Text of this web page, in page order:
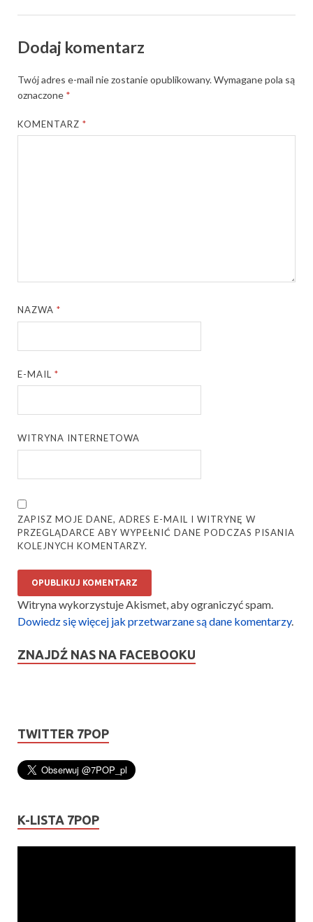
Dodaj komentarz
Twój adres e-mail nie zostanie opublikowany.Wymagane pola są
oznaczone *
KOMENTARZ*
NAZWA*
E-MAIL*
WITRYNA INTERNETOWA
ZAPISZ MOJE DANE, ADRES E-MAIL I WITRYNĘ W
PRZEGLĄDARCE ABY WYPEŁNIĆ DANE PODCZAS PISANIA
KOLEJNYCH KOMENTARZY.
Witryna wykorzystuje Akismet, aby ograniczyć spam.
Dowiedz się więcej jak przetwarzane są dane komentarzy.
ZNAJDŹ NAS NA FACEBOOKU
TWITTER 7POP
K-LISTA 7POP